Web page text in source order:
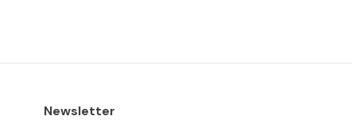
Newsletter